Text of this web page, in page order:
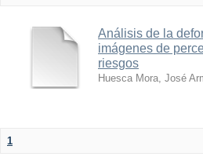
Análisis de la
imágenes de
riesgos
Huesca Mora, José
1